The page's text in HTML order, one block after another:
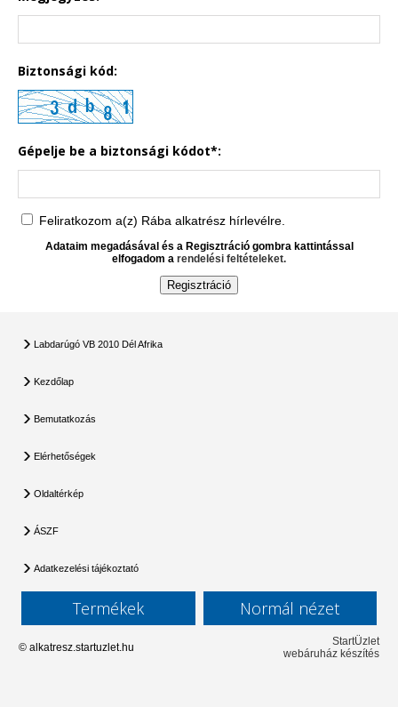
Biztonsági kód:
Gépelje be a biztonsági kódot*:
Feliratkozom a(z) Rába alkatrész hírlevélre.
Adataim megadásával és a Regisztráció gombra kattintással
elfogadom a rendelési feltételeket.
Labdarúgó VB 2010 Dél Afrika
Kezdőlap
Bemutatkozás
Elérhetőségek
Oldaltérkép
ÁSZF
Adatkezelési tájékoztató
Termékek Normál nézet
© alkatresz.startuzlet.hu
StartÜzlet
webáruház készítés